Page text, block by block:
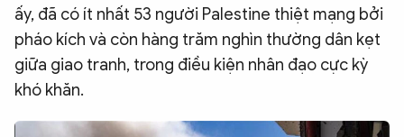
ấy, đã có ít nhất 53 người Palestine thiệt mạng bởi
pháo kích và còn hàng trăm nghìn thường dân kẹt
giữa giao tranh, trong điều kiện nhân đạo cực kỳ
khó khăn.